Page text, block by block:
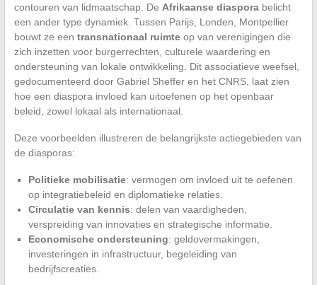
contouren van lidmaatschap. De Afrikaanse diasporabelicht
een ander type dynamiek. Tussen Parijs, Londen, Montpellier
bouwt ze een transnationaal ruimteop van verenigingen die
zich inzetten voor burgerrechten, culturele waardering en
ondersteuning van lokale ontwikkeling. Dit associatieve weefsel,
gedocumenteerd door Gabriel Sheffer en het CNRS, laat zien
hoe een diaspora invloed kan uitoefenen op het openbaar
beleid, zowel lokaal als internationaal.
Deze voorbeelden illustreren de belangrijkste actiegebieden van
de diasporas:
Politieke mobilisatie: vermogen om invloed uit te oefenen
op integratiebeleid en diplomatieke relaties.
Circulatie van kennis: delen van vaardigheden,
verspreiding van innovaties en strategische informatie.
Economische ondersteuning: geldovermakingen,
investeringen in infrastructuur, begeleiding van
bedrijfscreaties.